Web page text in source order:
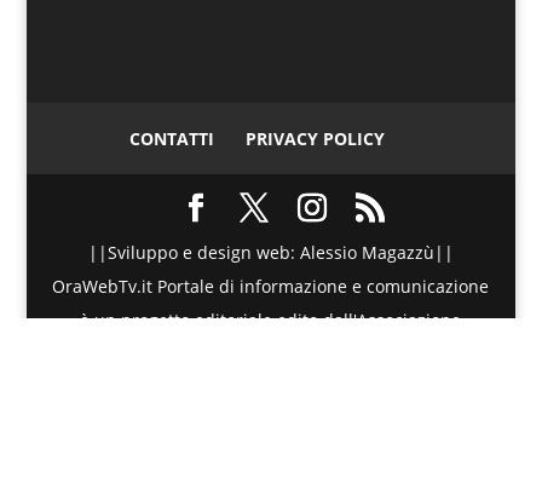
CONTATTI PRIVACY POLICY
||Sviluppo e design web: Alessio Magazzù||
OraWebTv.it Portale di informazione e comunicazione
è un progetto editoriale edito dall'Associazione